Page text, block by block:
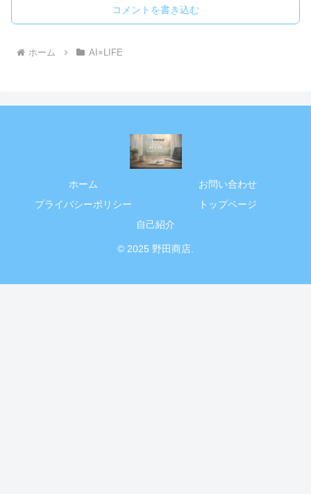
コメントを書き込む
ホーム AI×LIFE
ホーム
お問い合わせ
プライバシーポリシー
トップページ
自己紹介
© 2025 野田商店.